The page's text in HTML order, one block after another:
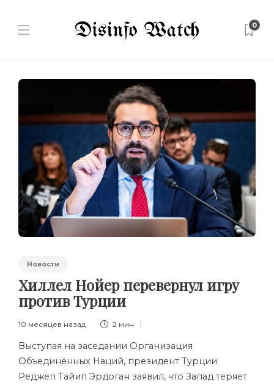
0
Новости
Хиллел Нойер перевернул игру
против Турции
10 месяцев назад 2 мин
Выступая на заседании Организация
Объединённых Наций, президент Турции
Реджеп Тайип Эрдоган заявил, что Запад теряет